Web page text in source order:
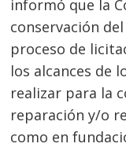
informó que la
conservación
proceso de
los alcances de
realizar para la
reparación y/o
como en